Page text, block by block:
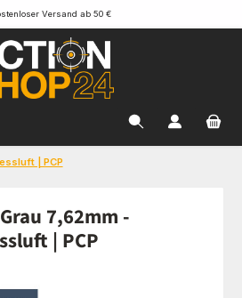
Versand ab 50 €
| PCP
7,62mm -
| PCP